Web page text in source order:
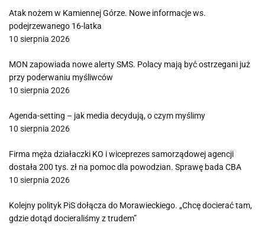
Atak nożem w Kamiennej Górze. Nowe informacje ws.
podejrzewanego 16-latka
10 sierpnia 2026
MON zapowiada nowe alerty SMS. Polacy mają być ostrzegani już
przy poderwaniu myśliwców
10 sierpnia 2026
Agenda-setting – jak media decydują, o czym myślimy
10 sierpnia 2026
Firma męża działaczki KO i wiceprezes samorządowej agencji
dostała 200 tys. zł na pomoc dla powodzian. Sprawę bada CBA
10 sierpnia 2026
Kolejny polityk PiS dołącza do Morawieckiego. „Chcę docierać tam,
gdzie dotąd docieraliśmy z trudem”